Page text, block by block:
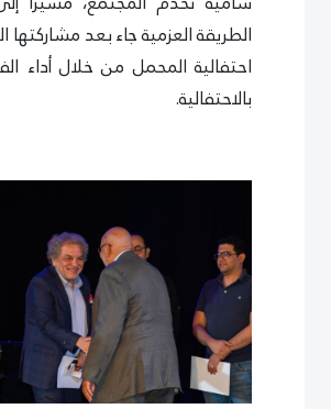
الطريقة العزمية جاء بعد
احتفالية المحمل من خلال أداء
بالاحتفالية.